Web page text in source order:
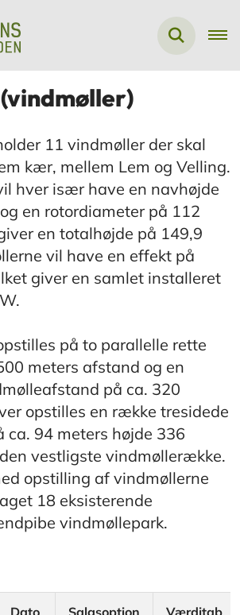
11 vindmøller der skal
kær, mellem Lem og Velling.
hver især have en navhøjde
en rotordiameter på 112
en totalhøjde på 149,9
vil have en effekt på
giver en samlet installeret
på to parallelle rette
meters afstand og en
på ca. 320
opstilles en række tresidede
ca. 94 meters højde 336
vestligste vindmøllerække.
opstilling af vindmøllerne
18 eksisterende
vindmøllepark.